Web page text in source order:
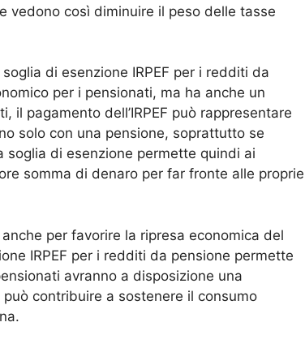
vedono così diminuire il peso delle tasse
di esenzione IRPEF per i redditi da
per i pensionati, ma ha anche un
pagamento dell’IRPEF può rappresentare
solo con una pensione, soprattutto se
soglia di esenzione permette quindi ai
somma di denaro per far fronte alle proprie
per favorire la ripresa economica del
IRPEF per i redditi da pensione permette
avranno a disposizione una
contribuire a sostenere il consumo